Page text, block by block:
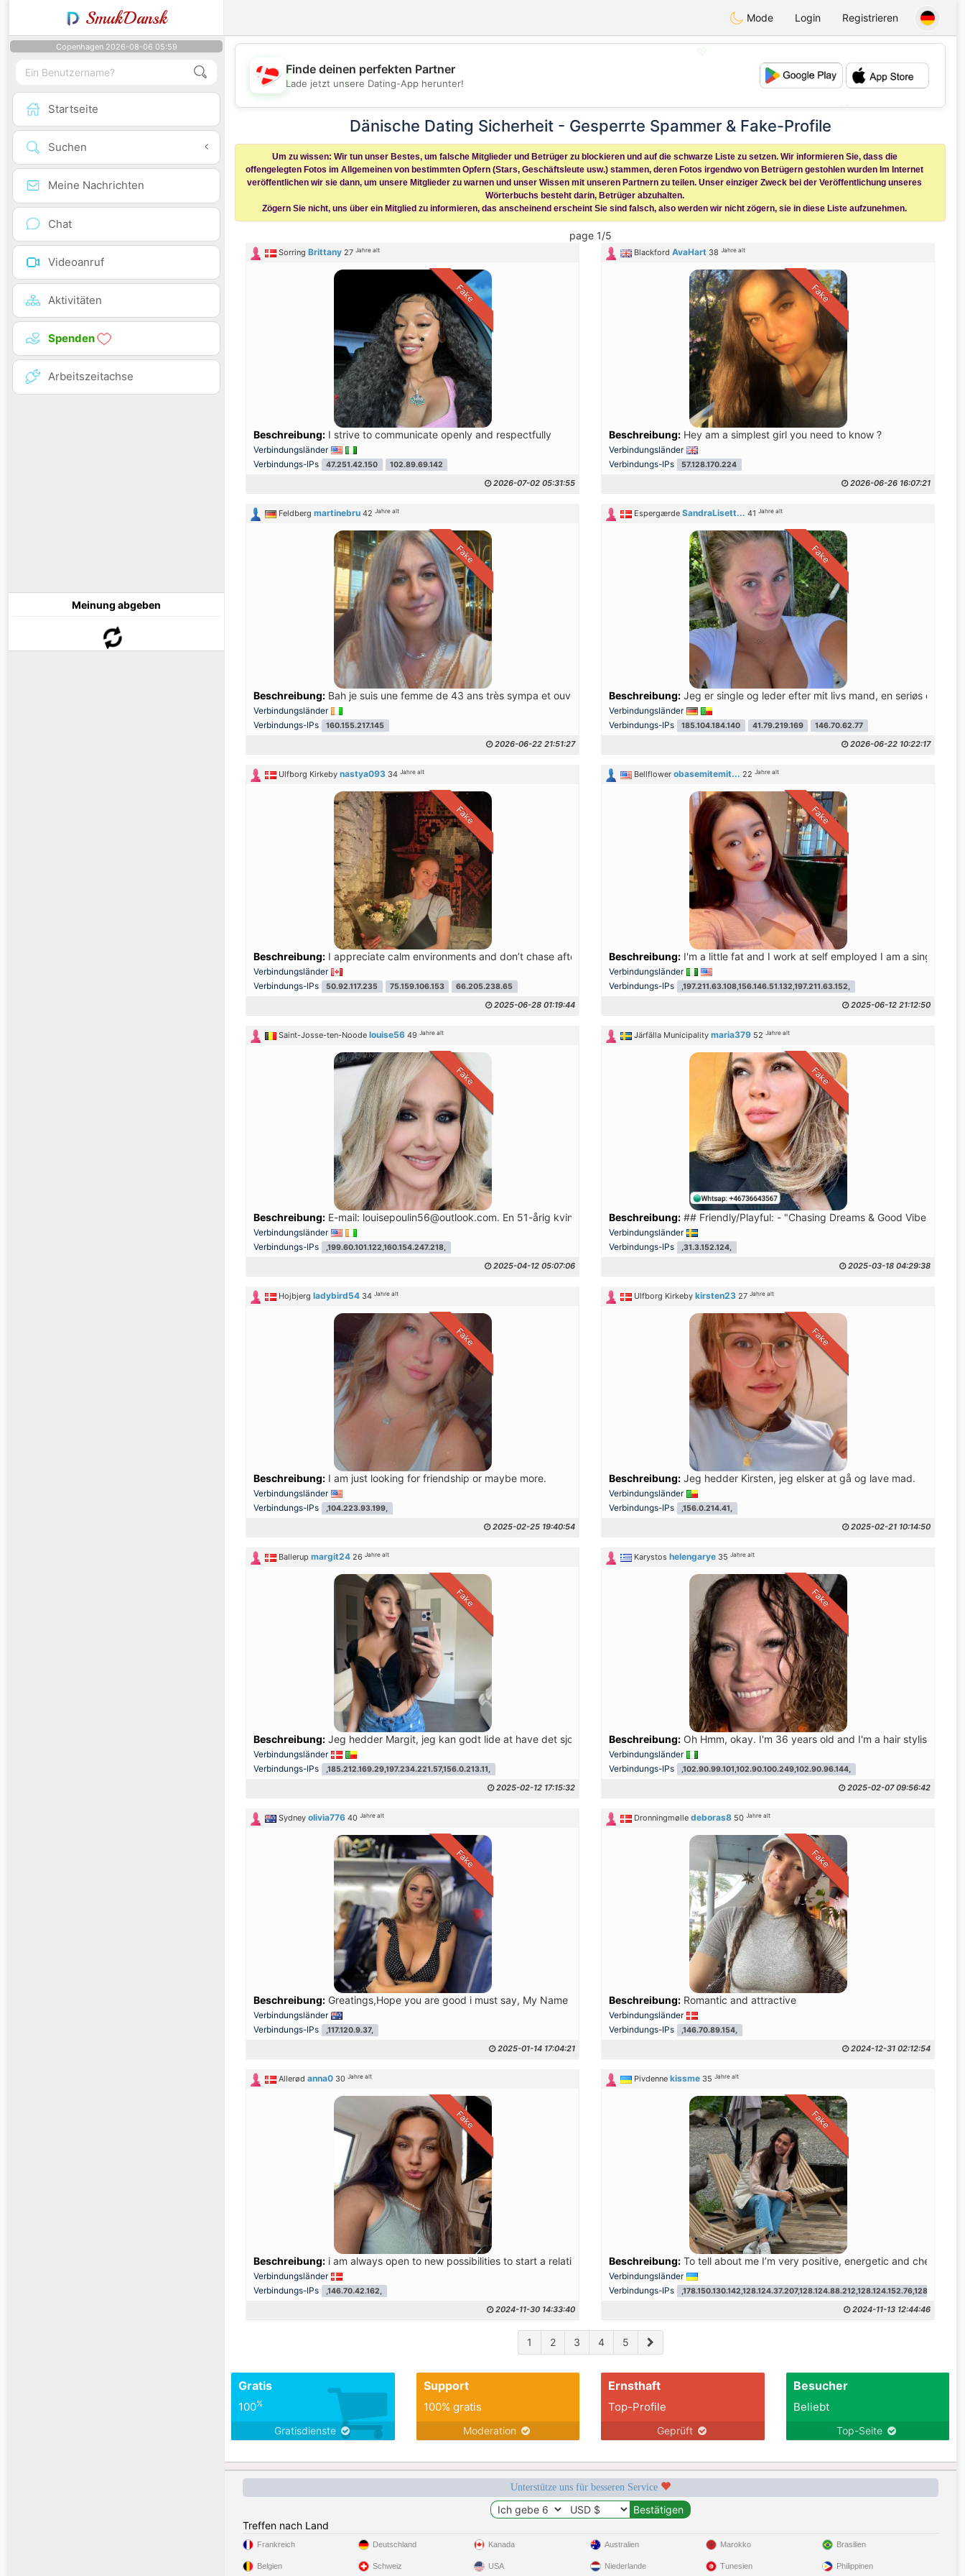
SmukDansk Mode Login Registrieren
Copenhagen 2026-08-06 05:59
Startseite
Suchen
Meine Nachrichten
Chat
Videoanruf
Aktivitäten
Spenden
Arbeitszeitachse
Meinung abgeben
💖
💕
Finde deinen perfekten Partner
Lade jetzt unsere Dating-App herunter!
Dänische Dating Sicherheit - Gesperrte Spammer & Fake-Profile
Um zu wissen: Wir tun unser Bestes, um falsche Mitglieder und Betrüger zu blockieren und auf die schwarze Liste zu setzen. Wir informieren Sie, dass die
offengelegten Fotos im Allgemeinen von bestimmten Opfern (Stars, Geschäftsleute usw.) stammen, deren Fotos irgendwo von Betrügern gestohlen wurden Im Internet
veröffentlichen wir sie dann, um unsere Mitglieder zu warnen und unser Wissen mit unseren Partnern zu teilen. Unser einziger Zweck bei der Veröffentlichung unseres
Wörterbuchs besteht darin, Betrüger abzuhalten.
Zögern Sie nicht, uns über ein Mitglied zu informieren, das anscheinend erscheint Sie sind falsch, also werden wir nicht zögern, sie in diese Liste aufzunehmen.
page 1/5
Sorring Brittany 27Jahre alt
Fake
Beschreibung: I strive to communicate openly and respectfully
Verbindungsländer
Verbindungs-IPs
47.251.42.150 102.89.69.142
2026-07-02 05:31:55
Blackford AvaHart 38Jahre alt
Fake
Beschreibung: Hey am a simplest girl you need to know ?
Verbindungsländer
Verbindungs-IPs
57.128.170.224
2026-06-26 16:07:21
Feldberg martinebru 42Jahre alt
Fake
Beschreibung: Bah je suis une femme de 43 ans très sympa et ouverte je recherche juste une relation sérieuse et durable basée sur la confiance
Verbindungsländer
Verbindungs-IPs
160.155.217.145
2026-06-22 21:51:27
Espergærde SandraLisett... 41Jahre alt
Fake
Beschreibung: Jeg er single og leder efter mit livs mand, en seriøs og
Verbindungsländer
Verbindungs-IPs
185.104.184.140 41.79.219.169 146.70.62.77
2026-06-22 10:22:17
Ulfborg Kirkeby nastya093 34Jahre alt
Fake
Beschreibung: I appreciate calm environments and don’t chase after loud entertainment. I enjoy long walks, discovering new places, or diving into a
Verbindungsländer
Verbindungs-IPs
50.92.117.235 75.159.106.153 66.205.238.65
2025-06-28 01:19:44
Bellflower obasemitemit... 22Jahre alt
Fake
Beschreibung: I'm a little fat and I work at self employed I am a single with
Verbindungsländer
Verbindungs-IPs
,197.211.63.108,156.146.51.132,197.211.63.152,
2025-06-12 21:12:50
Saint-Josse-ten-Noode louise56 49Jahre alt
Fake
Beschreibung: E-mail: louisepoulin56@outlook.com. En 51-årig kvinde, fuld af karakter og mildhed på samme tid. Hun bor i Belgien efter at have
Verbindungsländer
Verbindungs-IPs
,199.60.101.122,160.154.247.218,
2025-04-12 05:07:06
Järfälla Municipality maria379 52Jahre alt
Fake
Beschreibung: ## Friendly/Playful: - "Chasing Dreams & Good Vibes ✨" -
Verbindungsländer
Verbindungs-IPs
,31.3.152.124,
2025-03-18 04:29:38
Hojbjerg ladybird54 34Jahre alt
Fake
Beschreibung: I am just looking for friendship or maybe more.
Verbindungsländer
Verbindungs-IPs
,104.223.93.199,
2025-02-25 19:40:54
Ulfborg Kirkeby kirsten23 27Jahre alt
Fake
Beschreibung: Jeg hedder Kirsten, jeg elsker at gå og lave mad.
Verbindungsländer
Verbindungs-IPs
,156.0.214.41,
2025-02-21 10:14:50
Ballerup margit24 26Jahre alt
Fake
Beschreibung: Jeg hedder Margit, jeg kan godt lide at have det sjovt og få nye venner.
Verbindungsländer
Verbindungs-IPs
,185.212.169.29,197.234.221.57,156.0.213.11,
2025-02-12 17:15:32
Karystos helengarye 35Jahre alt
Fake
Beschreibung: Oh Hmm, okay. I'm 36 years old and I'm a hair stylist I
Verbindungsländer
Verbindungs-IPs
,102.90.99.101,102.90.100.249,102.90.96.144,
2025-02-07 09:56:42
Sydney olivia776 40Jahre alt
Fake
Beschreibung: Greatings,Hope you are good i must say, My Name is Olivia, I am 40years old single lady, Not been married and no kid, I was born and
Verbindungsländer
Verbindungs-IPs
,117.120.9.37,
2025-01-14 17:04:21
Dronningmølle deboras8 50Jahre alt
Fake
Beschreibung: Romantic and attractive
Verbindungsländer
Verbindungs-IPs
,146.70.89.154,
2024-12-31 02:12:54
Allerød anna0 30Jahre alt
Fake
Beschreibung: i am always open to new possibilities to start a relationship. I like a man who knows how to organize his time, in terms of his work life or
Verbindungsländer
Verbindungs-IPs
,146.70.42.162,
2024-11-30 14:33:40
Pivdenne kissme 35Jahre alt
Fake
Beschreibung: To tell about me I’m very positive, energetic and cheerful
Verbindungsländer
Verbindungs-IPs
2024-11-13 12:44:46
1 2 3 4 5
Gratis
100%
Gratisdienste
Support
100% gratis
Moderation
Ernsthaft
Top-Profile
Geprüft
Besucher
Beliebt
Top-Seite
Unterstütze uns für besseren Service
Treffen nach Land
Frankreich
Belgien
Deutschland
Schweiz
Kanada
USA
Australien
Niederlande
Marokko
Tunesien
Brasilien
Philippinen